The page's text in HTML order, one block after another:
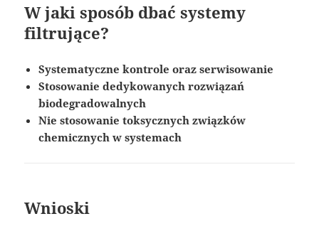
W jaki sposób dbać systemy
filtrujące?
Systematyczne kontrole oraz serwisowanie
Stosowanie dedykowanych rozwiązań
biodegradowalnych
Nie stosowanie toksycznych związków
chemicznych w systemach
Wnioski